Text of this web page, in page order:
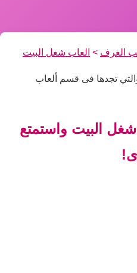
الغرف > العاب شغل البيت
تجدها فى قسم ألعاب
البيت واستمتع